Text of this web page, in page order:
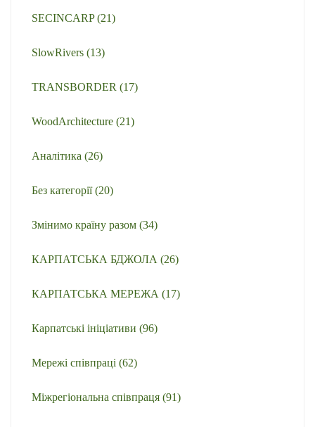
SECINCARP(21)
SlowRivers (13)
TRANSBORDER (17)
WoodArchitecture (21)
Аналітика (26)
Без категорії(20)
Змінимо країну разом (34)
КАРПАТСЬКА БДЖОЛА (26)
КАРПАТСЬКА МЕРЕЖА (17)
Карпатські ініціативи (96)
Мережі співпраці (62)
Міжрегіональна співпраця (91)